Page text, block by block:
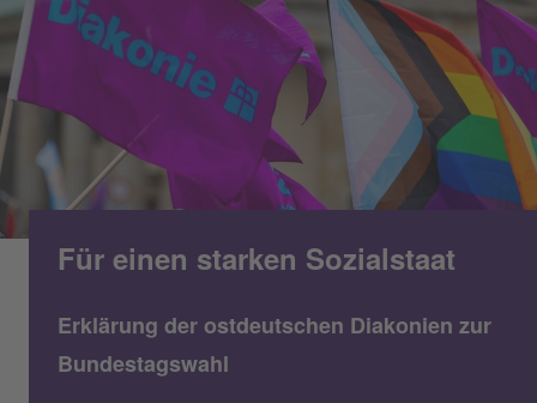
Für einen starken Sozialstaat
Erklärung der ostdeutschen Diakonien zur
Bundestagswahl